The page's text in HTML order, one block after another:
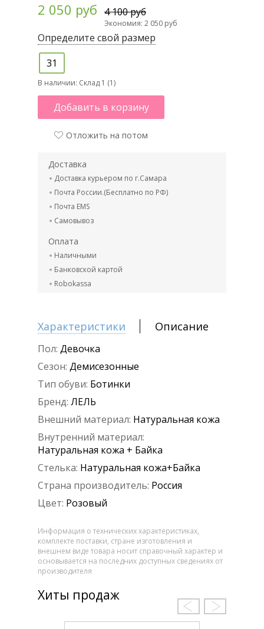
2 050 руб 4 100 руб
Экономия: 2 050 руб
Определите свой размер
31
В наличии: Склад 1 (1)
Добавить в корзину
Отложить на потом
Доставка
Доставка курьером по г.Самара
Почта России.(Бесплатно по РФ)
Почта EMS
Самовывоз
Оплата
Наличными
Банковской картой
Robokassa
Характеристики Описание
Пол: Девочка
Сезон: Демисезонные
Тип обуви: Ботинки
Бренд: ЛЕЛЬ
Внешний материал: Натуральная кожа
Внутренний материал:
Натуральная кожа + Байка
Стелька: Натуральная кожа+Байка
Страна производитель: Россия
Цвет: Розовый
Информация о технических характеристиках,
комплекте поставки, стране изготовления и
внешнем виде товара носит справочный характер и
основывается на последних доступных сведениях от
производителя
Хиты продаж